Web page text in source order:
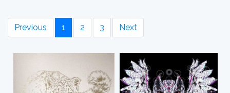
Previous 1 2 3 Next